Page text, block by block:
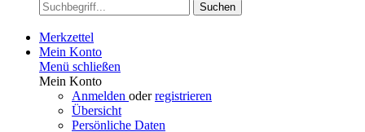
Suchen
Merkzettel
Mein Konto
Menü schließen
Mein Konto
Anmelden oderregistrieren
Übersicht
Persönliche Daten